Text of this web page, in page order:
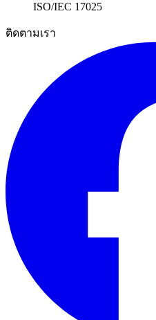
ISO/IEC 17025
ติดตามเรา